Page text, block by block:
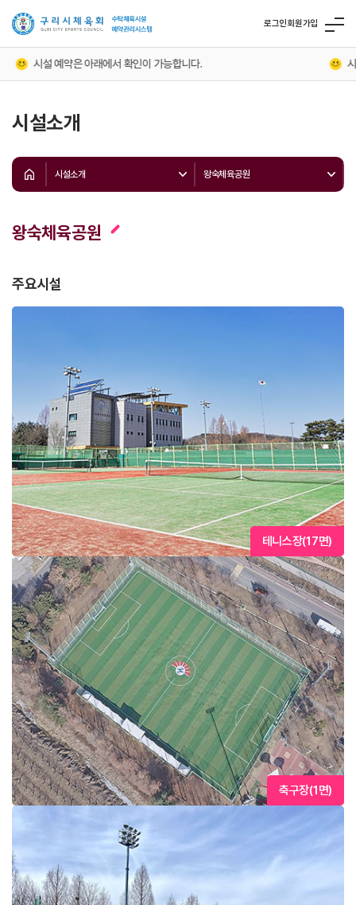
로그인회원가입
시설 예약은 아래에서 확인이 가능합니다. 시설
시설소개
시설소개 왕숙체육공원
왕숙체육공원
주요시설
테니스장(17면)
축구장(1면)